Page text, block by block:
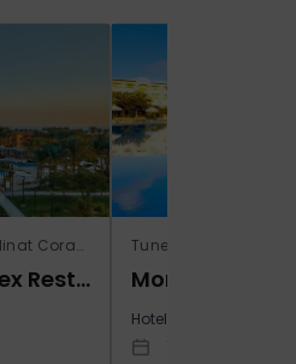
Egipt / Marsa El Alam / Madinat Coraya
Jaz Grand Marsa (ex Resta Grand Resort)
Tunezja / Al-
Monarque El
Hotel: